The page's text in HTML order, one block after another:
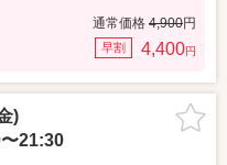
通常価格 4,900円
早割 4,400円
)
21:30